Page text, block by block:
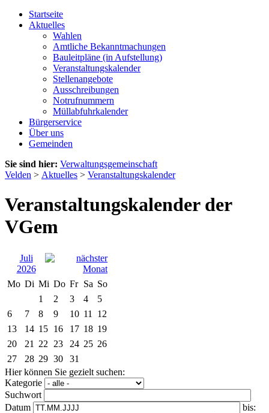
Startseite
Aktuelles
Wahlen
Amtliche Bekanntmachungen
Bauleitpläne (in Aufstellung)
Veranstaltungskalender
Stellenangebote
Ausschreibungen
Notrufnummern
Müllabfuhrkalender
Bürgerservice
Über uns
Gemeinden
Sie sind hier: Verwaltungsgemeinschaft
Velden > Aktuelles > Veranstaltungskalender
Veranstaltungskalender der
VGem
Juli
2026
Mo Di Mi Do Fr Sa So
1
2 3 4
5
6
7 8 9 10 11
12
13
14 15 16 17 18 19
20
21 22 23 24 25 26
27
28 29 30
31
Hier können Sie gezielt suchen:
Kategorie
Suchwort
Datum
bis: